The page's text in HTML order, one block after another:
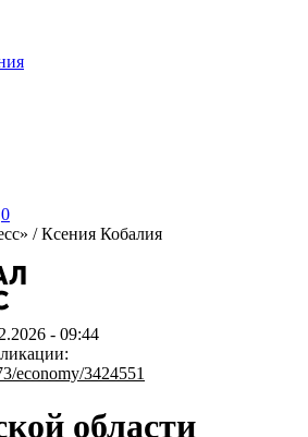
0
/Ксения Кобалия
- 09:44
economy/3424551
области